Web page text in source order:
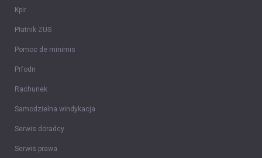
Kpir
Płatnik ZUS
Pomoc de minimis
Prfodn
Rachunek
Samodzielna windykacja
Serwis doradcy
Serwis prawa